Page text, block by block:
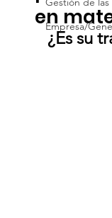
Empresa/
en
¿Es su